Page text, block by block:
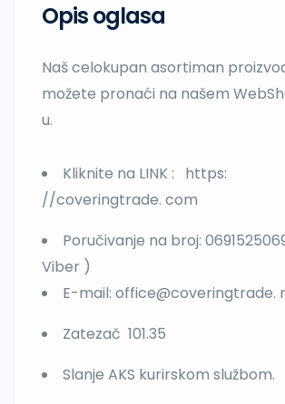
Opis oglasa
Naš celokupan asortiman
možete pronaći na našem
u.
Kliknite na LINK : https:
//coveringtrade. com
Poručivanje na broj:
Viber )
E-mail: office@coveringtrade.
Zatezač 101.35
Slanje AKS kurirskom službom.